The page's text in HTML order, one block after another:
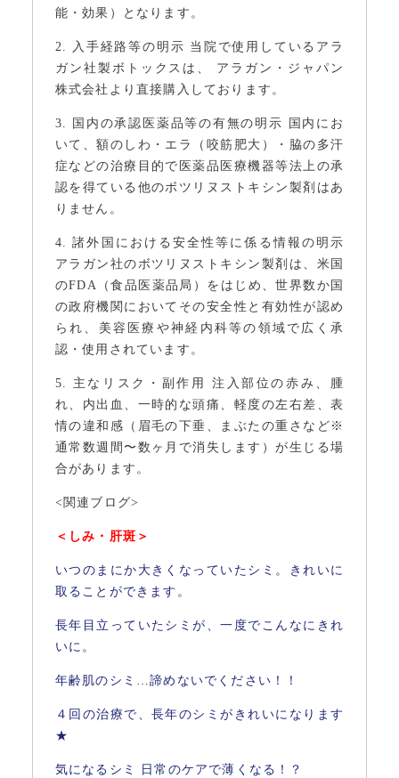
能・効果）となります。
2. 入手経路等の明示 当院で使用しているアラ
ガン社製ボトックスは、 アラガン・ジャパン
株式会社より直接購入しております。
3. 国内の承認医薬品等の有無の明示 国内にお
いて、額のしわ・エラ（咬筋肥大）・脇の多汗
症などの治療目的で医薬品医療機器等法上の承
認を得ている他のボツリヌストキシン製剤はあ
りません。
4. 諸外国における安全性等に係る情報の明示
アラガン社のボツリヌストキシン製剤は、米国
のFDA（食品医薬品局）をはじめ、世界数か国
の政府機関においてその安全性と有効性が認め
られ、美容医療や神経内科等の領域で広く承
認・使用されています。
5. 主なリスク・副作用 注入部位の赤み、腫
れ、内出血、一時的な頭痛、軽度の左右差、表
情の違和感（眉毛の下垂、まぶたの重さなど※
通常数週間〜数ヶ月で消失します）が生じる場
合があります。
<関連ブログ>
＜しみ・肝斑＞
いつのまにか大きくなっていたシミ。きれいに
取ることができます。
長年目立っていたシミが、一度でこんなにきれ
いに。
年齢肌のシミ…諦めないでください！！
４回の治療で、長年のシミがきれいになります
★
気になるシミ 日常のケアで薄くなる！？